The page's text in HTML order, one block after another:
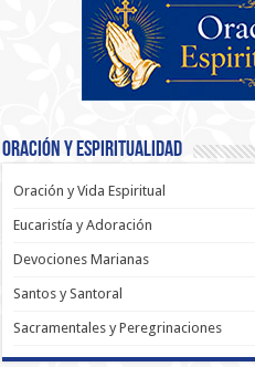
Oración y Espiritualidad
Oración y Vida Espiritual
Eucaristía y Adoración
Devociones Marianas
Santos y Santoral
Sacramentales y Peregrinaciones